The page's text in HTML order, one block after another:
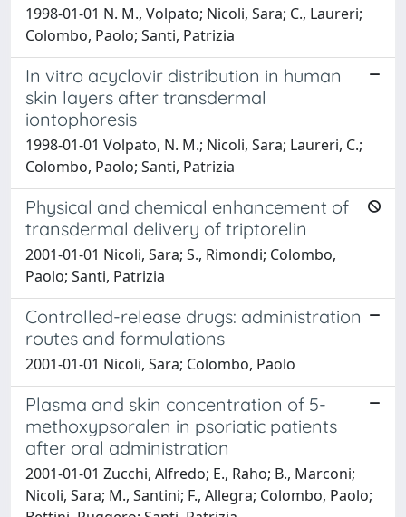
1998-01-01 N. M., Volpato; Nicoli, Sara; C., Laureri;
Colombo, Paolo; Santi, Patrizia
In vitro acyclovir distribution in human
skin layers after transdermal
iontophoresis
1998-01-01 Volpato, N. M.; Nicoli, Sara; Laureri, C.;
Colombo, Paolo; Santi, Patrizia
Physical and chemical enhancement of
transdermal delivery of triptorelin
2001-01-01 Nicoli, Sara; S., Rimondi; Colombo,
Paolo; Santi, Patrizia
Controlled-release drugs: administration
routes and formulations
2001-01-01 Nicoli, Sara; Colombo, Paolo
Plasma and skin concentration of 5-
methoxypsoralen in psoriatic patients
after oral administration
2001-01-01 Zucchi, Alfredo; E., Raho; B., Marconi;
Nicoli, Sara; M., Santini; F., Allegra; Colombo, Paolo;